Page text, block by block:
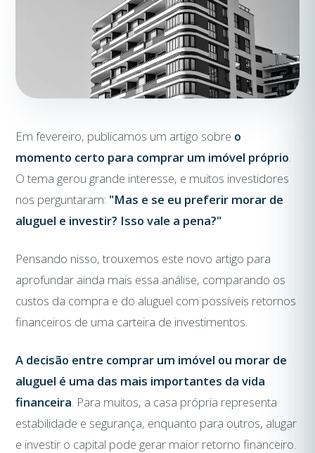
Em fevereiro, publicamos um artigo sobre o
momento certo para comprar um imóvel próprio
O tema gerou grande interesse, e muitos investidores
nos perguntaram: "Mas e se eu preferir morar de
aluguel e investir? Isso vale a pena?"
Pensando nisso, trouxemos este novo artigo para
aprofundar ainda mais essa análise, comparando os
custos da compra e do aluguel com possíveis retornos
financeiros de uma carteira de investimentos.
A decisão entre comprar um imóvel ou morar de
aluguel é uma das mais importantes da vida
financeira . Para muitos, a casa própria representa
estabilidade e segurança, enquanto para outros, alugar
e investir o capital pode gerar maior retorno financeiro.